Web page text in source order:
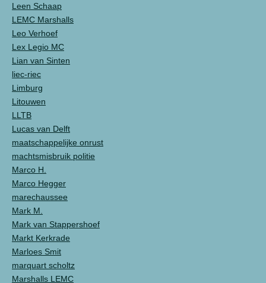
Leen Schaap
LEMC Marshalls
Leo Verhoef
Lex Legio MC
Lian van Sinten
liec-riec
Limburg
Litouwen
LLTB
Lucas van Delft
maatschappelijke onrust
machtsmisbruik politie
Marco H.
Marco Hegger
marechaussee
Mark M.
Mark van Stappershoef
Markt Kerkrade
Marloes Smit
marquart scholtz
Marshalls LEMC